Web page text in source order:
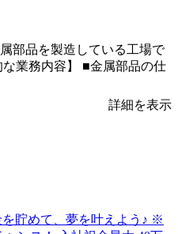
部品を製造している工場で
業務内容】 ■金属部品の仕
詳細を表示